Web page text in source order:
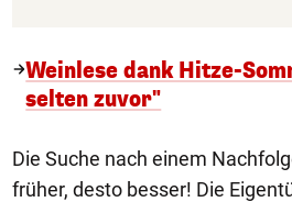
Weinlese dank Hitze-
selten zuvor"
Die Suche nach einem
früher, desto besser! Die